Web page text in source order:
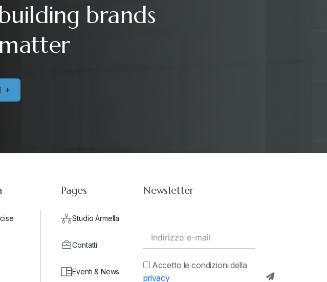
brands
+
Pages
Studio Armella
Contatti
Eventi & News
Newsletter
Accetto le condizioni della
privacy